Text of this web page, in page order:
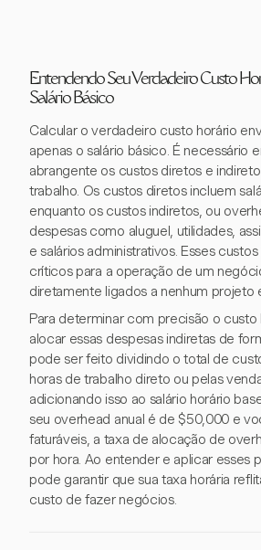
Entendendo Seu Verdadeiro Custo
Salário Básico
Calcular o verdadeiro custo horário
apenas o salário básico. É necessário
abrangente os custos diretos e
trabalho. Os custos diretos incluem
enquanto os custos indiretos, ou
despesas como aluguel, utilidades,
e salários administrativos. Esses
críticos para a operação de um
diretamente ligados a nenhum projeto
Para determinar com precisão o custo
alocar essas despesas indiretas de
pode ser feito dividindo o total de
horas de trabalho direto ou pelas
adicionando isso ao salário horário
seu overhead anual é de $50,000 e
faturáveis, a taxa de alocação de
por hora. Ao entender e aplicar esses
pode garantir que sua taxa horária
custo de fazer negócios.